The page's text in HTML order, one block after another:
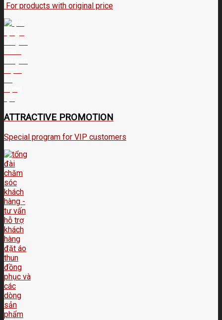
For products with original price
ATTRACTIVE PROMOTION
Special program for VIP customers